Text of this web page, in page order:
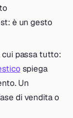
è un gesto
passa tutto:
spiega
Un
di vendita o